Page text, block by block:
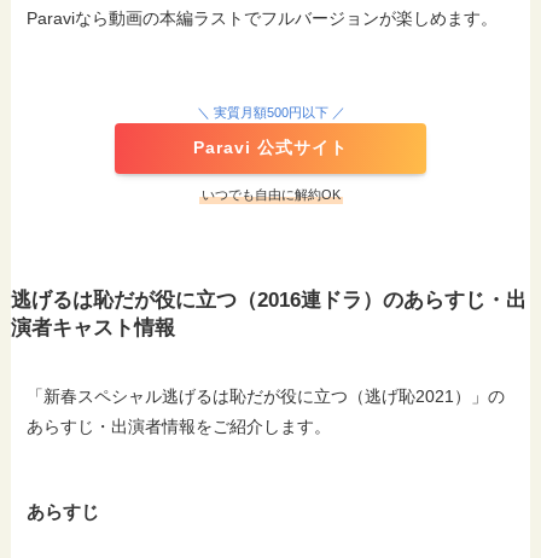
Paraviなら動画の本編ラストでフルバージョンが楽しめます。
＼ 実質月額500円以下 ／
Paravi 公式サイト
いつでも自由に解約OK
逃げるは恥だが役に立つ（2016連ドラ）のあらすじ・出
演者キャスト情報
「新春スペシャル逃げるは恥だが役に立つ（逃げ恥2021）」の
あらすじ・出演者情報をご紹介します。
あらすじ